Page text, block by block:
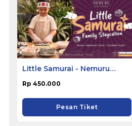
Little Samurai - Nemuru
Rp 450.000
Pesan Tiket